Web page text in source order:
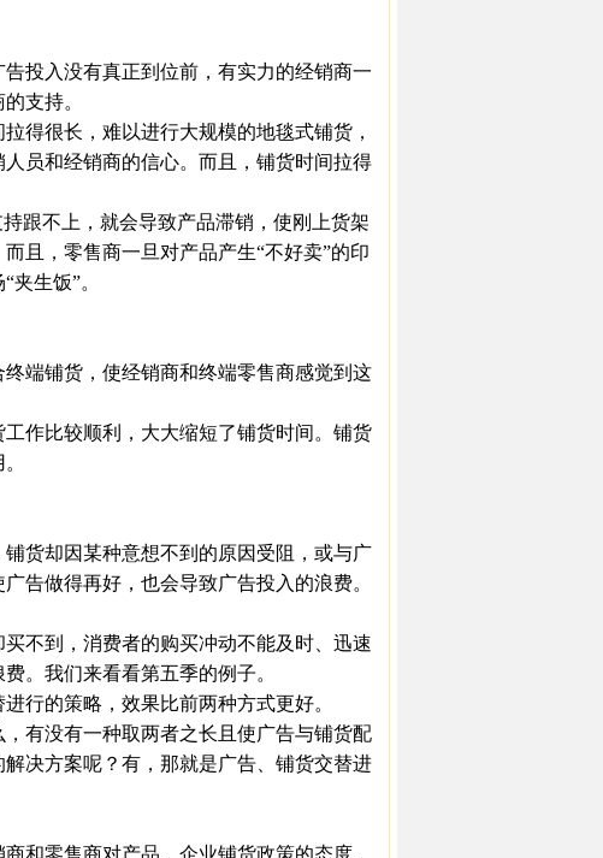
投入没有真正到位前，有实力的经销商一
支持。
很长，难以进行大规模的地毯式铺货，
员和经销商的信心。而且，铺货时间拉得
跟不上，就会导致产品滞销，使刚上货架
且，零售商一旦对产品产生“不好卖”的印
生饭”。
端铺货，使经销商和终端零售商感觉到这
作比较顺利，大大缩短了铺货时间。铺货
货却因某种意想不到的原因受阻，或与广
告做得再好，也会导致广告投入的浪费。
不到，消费者的购买冲动不能及时、迅速
。我们来看看第五季的例子。
的策略，效果比前两种方式更好。
有没有一种取两者之长且使广告与铺货配
决方案呢？有，那就是广告、铺货交替进
零售商对产品、企业铺货政策的态度、